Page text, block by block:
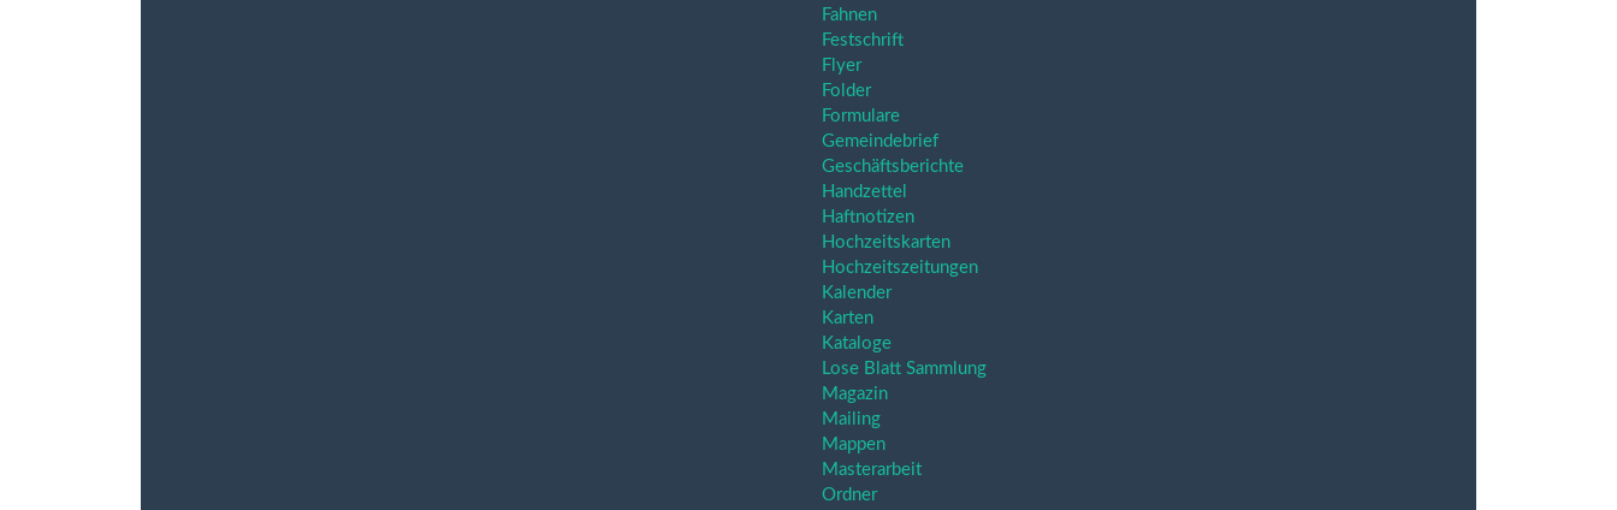
Fahnen
Festschrift
Flyer
Folder
Formulare
Gemeindebrief
Geschäftsberichte
Handzettel
Haftnotizen
Hochzeitskarten
Hochzeitszeitungen
Kalender
Karten
Kataloge
Lose Blatt Sammlung
Magazin
Mailing
Mappen
Masterarbeit
Ordner